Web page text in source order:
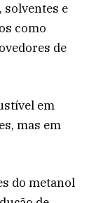
solventes e
como
de
em
mas em
do metanol